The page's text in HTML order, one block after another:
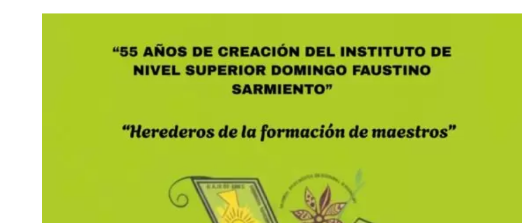
Paul y su esposa Becky Enenche, reconocidos referentes internacionales, procedentes de Nigeria,
martes 16 de junio, a partir de las 19:00 horas, en las instalaciones de la Iglesia Portal del Cielo
(Avenida Arribálzaga 2000).
Evidencias de un impacto sobrenatural
Durante la primera jornada, celebrada ayer, los asistentes fueron testigos de sucesos que